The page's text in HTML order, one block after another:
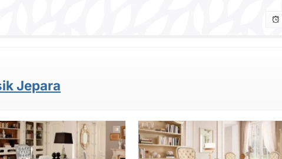
Jepara